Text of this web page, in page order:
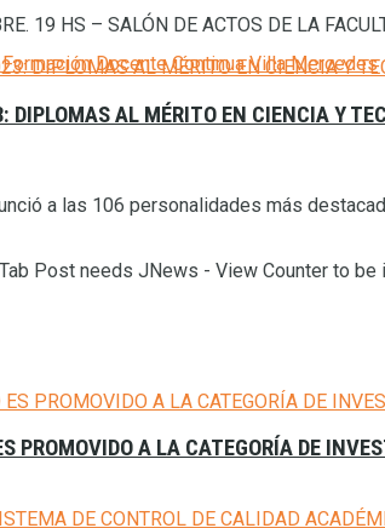
Docente Continua Villa Mercedes
19 HS – SALÓN DE ACTOS DE LA
DIPLOMAS AL MÉRITO EN CIENCIA Y
a las 106 personalidades más
Post needs JNews - View Counter to be
PROMOVIDO A LA CATEGORÍA DE